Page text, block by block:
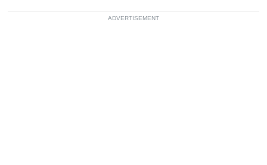
ADVERTISEMENT